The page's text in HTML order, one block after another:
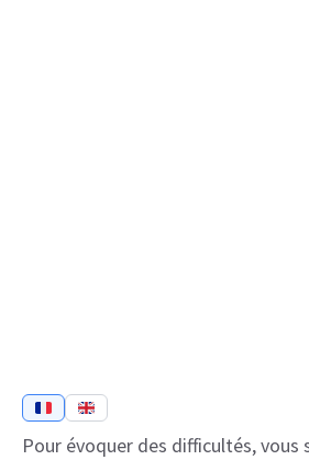
Pour évoquer des difficultés,